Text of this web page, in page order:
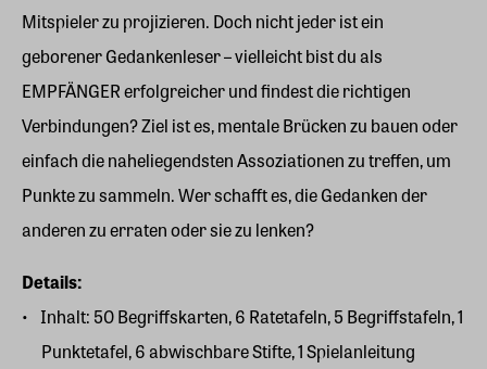
Mitspieler zu projizieren. Doch nicht jeder ist ein
geborener Gedankenleser – vielleicht bist du als
EMPFÄNGER erfolgreicher und findest die richtigen
Verbindungen? Ziel ist es, mentale Brücken zu bauen oder
einfach die naheliegendsten Assoziationen zu treffen, um
Punkte zu sammeln. Wer schafft es, die Gedanken der
anderen zu erraten oder sie zu lenken?
Details:
Inhalt: 50 Begriffskarten, 6 Ratetafeln, 5 Begriffstafeln, 1
Punktetafel, 6 abwischbare Stifte, 1 Spielanleitung